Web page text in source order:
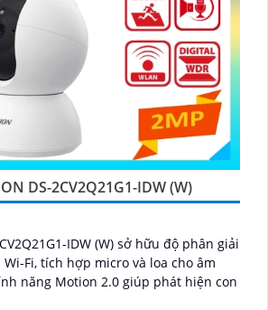
DS-2CV2Q21G1-IDW (W)
IDW (W) sở hữu độ phân giải
Fi, tích hợp micro và loa cho âm